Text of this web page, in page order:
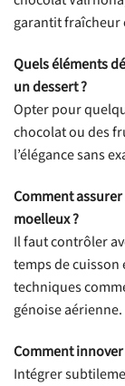
garantit fraîcheur
Quels éléments
un dessert ?
Opter pour
chocolat ou des
l’élégance sans
Comment
moelleux ?
Il faut contrôler
temps de
techniques
génoise aérienne.
Comment
Intégrer